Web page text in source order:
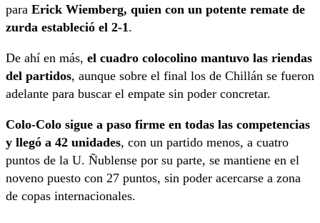
para Erick Wiemberg, quien con un potente remate de
zurda estableció el 2-1.
De ahí en más, el cuadro colocolino mantuvo las riendas
del partidos, aunque sobre el final los de Chillán se fueron
adelante para buscar el empate sin poder concretar.
Colo-Colo sigue a paso firme en todas las competencias
y llegó a 42 unidades, con un partido menos, a cuatro
puntos de la U. Ñublense por su parte, se mantiene en el
noveno puesto con 27 puntos, sin poder acercarse a zona
de copas internacionales.